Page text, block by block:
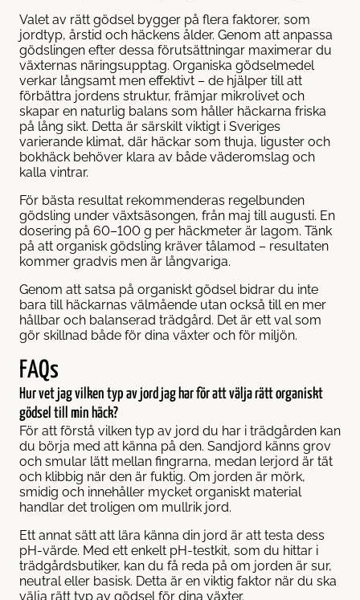
Valet av rätt gödsel bygger på flera faktorer, som
jordtyp, årstid och häckens ålder. Genom att anpassa
gödslingen efter dessa förutsättningar maximerar du
växternas näringsupptag. Organiska gödselmedel
verkar långsamt men effektivt – de hjälper till att
förbättra jordens struktur, främjar mikrolivet och
skapar en naturlig balans som håller häckarna friska
på lång sikt. Detta är särskilt viktigt i Sveriges
varierande klimat, där häckar som thuja, liguster och
bokhäck behöver klara av både väderomslag och
kalla vintrar.
För bästa resultat rekommenderas regelbunden
gödsling under växtsäsongen, från maj till augusti. En
dosering på 60–100 g per häckmeter är lagom. Tänk
på att organisk gödsling kräver tålamod – resultaten
kommer gradvis men är långvariga.
Genom att satsa på organiskt gödsel bidrar du inte
bara till häckarnas välmående utan också till en mer
hållbar och balanserad trädgård. Det är ett val som
gör skillnad både för dina växter och för miljön.
FAQs
Hur vet jag vilken typ av jord jag har för att välja rätt organiskt
gödsel till min häck?
För att förstå vilken typ av jord du har i trädgården kan
du börja med att känna på den. Sandjord känns grov
och smular lätt mellan fingrarna, medan lerjord är tät
och klibbig när den är fuktig. Om jorden är mörk,
smidig och innehåller mycket organiskt material
handlar det troligen om mullrik jord.
Ett annat sätt att lära känna din jord är att testa dess
pH-värde. Med ett enkelt pH-testkit, som du hittar i
trädgårdsbutiker, kan du få reda på om jorden är sur,
neutral eller basisk. Detta är en viktig faktor när du ska
välja rätt typ av gödsel för dina växter.